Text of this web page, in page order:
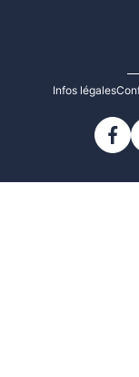
Infos légales